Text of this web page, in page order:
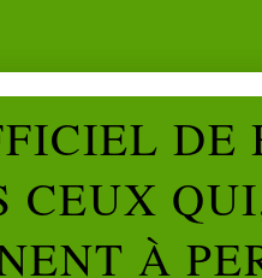
DE
CEUX
À